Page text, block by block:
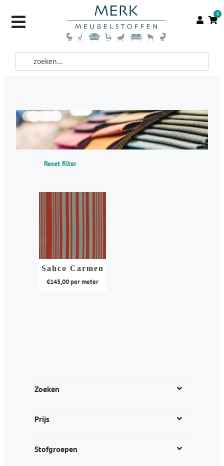
0
Zoeken
Prijs
Stofgroepen
Reset filter
Sahco Carmen
€145,00per meter
kan
op
productpagina